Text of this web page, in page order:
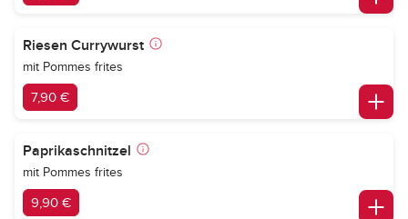
Riesen Currywurst
mit Pommes frites
7,90 €
Paprikaschnitzel
mit Pommes frites
9,90 €